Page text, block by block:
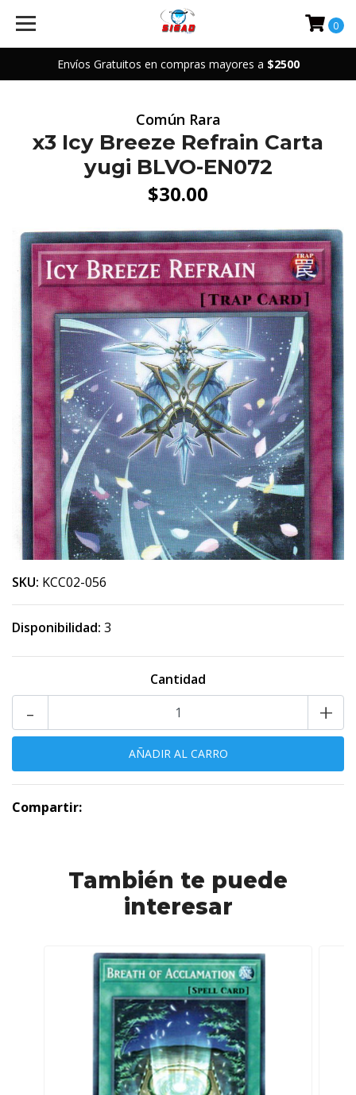
Envíos Gratuitos en compras mayores a $2500
0
Común Rara
x3 Icy Breeze Refrain Carta
yugi BLVO-EN072
$30.00
SKU: KCC02-056
Disponibilidad: 3
Cantidad
+
-
Compartir:
También te puede
interesar